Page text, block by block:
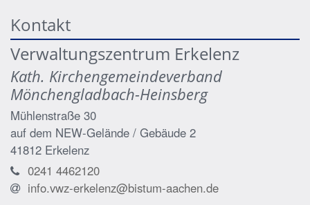
Kontakt
Verwaltungszentrum Erkelenz
Kath. Kirchengemeindeverband
Mönchengladbach-Heinsberg
Mühlenstraße 30
auf dem NEW-Gelände / Gebäude 2
41812 Erkelenz
0241 4462120
info.vwz-erkelenz@bistum-aachen.de